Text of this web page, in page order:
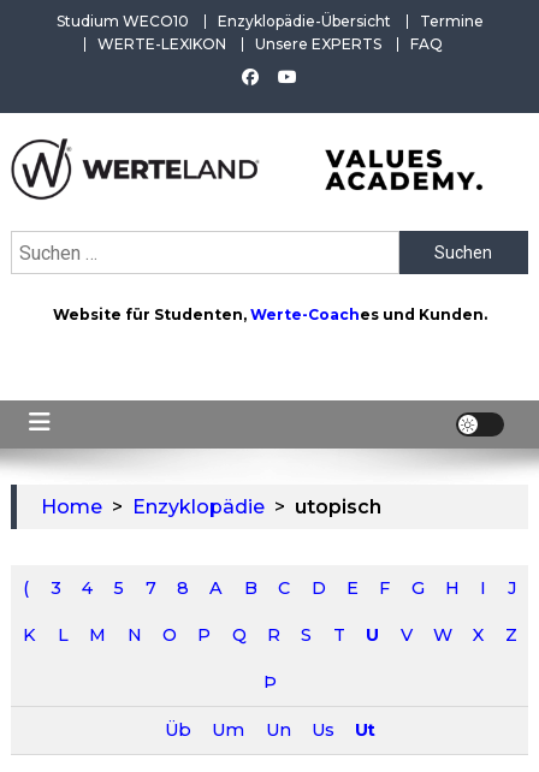
Studium WECO10 Enzyklopädie-Übersicht
Termine
WERTE-LEXIKON
Unsere EXPERTS FAQ
Akademie. Wertvolles für Werte-Coaches.
Suchen
nach:
Website für Studenten, Werte-Coaches und Kunden.
Home > Enzyklopädie > utopisch
( 3 4 5 7 8 A B C D E F G H I J
K L M N O P Q R S T U V W X Z
Þ
Üb Um Un Us Ut